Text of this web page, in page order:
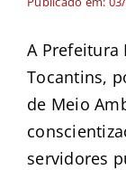
A Prefeitura
Tocantins,
de Meio
servidores